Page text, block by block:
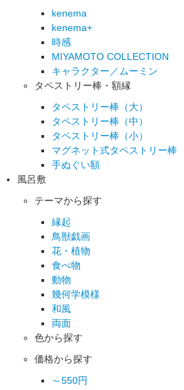
kenema
kenema+
時感
MIYAMOTO COLLECTION
キャラクター／ムーミン
タペストリー棒・額縁
タペストリー棒（大）
タペストリー棒（中）
タペストリー棒（小）
マグネット式タペストリー棒
手ぬぐい額
風呂敷
テーマから探す
縁起
鳥獣戯画
花・植物
食べ物
動物
幾何学模様
和風
両面
色から探す
価格から探す
～550円